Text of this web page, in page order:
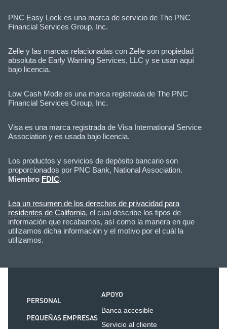
PNC Easy Lock es una marca de servicio de The PNC
Financial Services Group, Inc.
Zelle y las marcas relacionadas con Zelle son propiedad
absoluta de Early Warning Services, LLC y se usan aquí
bajo licencia.
Low Cash Mode es una marca registrada de The PNC
Financial Services Group, Inc.
Visa es una marca registrada de Visa International Service
Association y es usada bajo licencia.
Los productos y servicios de depósito bancario son
proporcionados por PNC Bank, National Association.
Miembro FDIC.
Lea un resumen de los derechos de privacidad para
residentes de California, el cual describe los tipos de
información que recabamos, así como la manera en que
utilizamos dicha información y el motivo por el cuál la
utilizamos.
PERSONAL
PEQUEÑAS EMPRESAS
APOYO
Banca accesible
Servicio al cliente